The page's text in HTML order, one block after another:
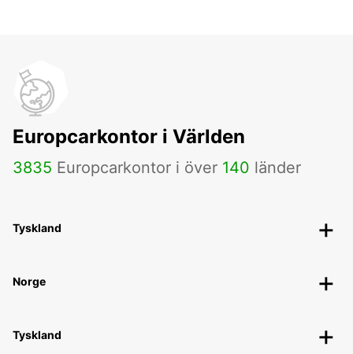
Europcarkontor i Världen
3835 Europcarkontor i över 140 länder
Tyskland
Norge
Tyskland